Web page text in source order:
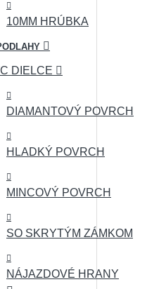
10MM HRÚBKA
DIELCE
DIAMANTOVÝ POVRCH
HLADKÝ POVRCH
MINCOVÝ POVRCH
SO SKRYTÝM ZÁMKOM
NÁJAZDOVÉ HRANY